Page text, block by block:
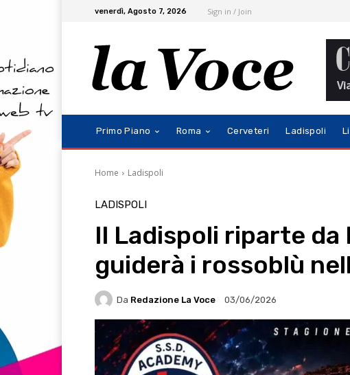
venerdì, Agosto 7, 2026 Sign in / Join
Primo Piano Roma Cerveteri Ladispoli
Home Ladispoli
LADISPOLI
Il Ladispoli riparte da
guiderà i rossoblù
Da Redazione La Voce 03/06/2026